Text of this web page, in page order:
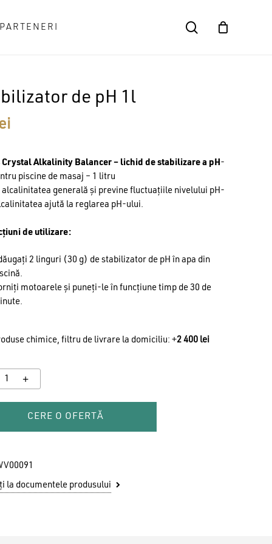
PARTENERI search
de pH 1l
Alkalinity Balancer – lichid de stabilizare a pH-
piscine de masaj – 1 litru
alcalinitatea generală și previne fluctuațiile nivelului pH-
ajută la reglarea pH-ului.
de utilizare:
2 linguri (30 g) de stabilizator de pH în apa din
motoarele și puneți-le în funcțiune timp de 30 de
chimice, filtru de livrare la domiciliu: +2 400 lei
CERE O OFERTĂ
la documentele produsului
o recenzie pentru